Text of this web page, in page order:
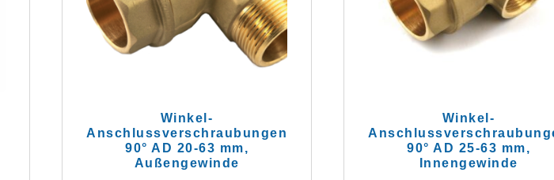
Winkel-
Anschlussverschraubungen
90° AD 20-63 mm,
Außengewinde
Winkel-
90° AD 25-63 mm,
Innengewinde